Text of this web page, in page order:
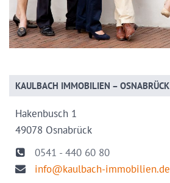
KAULBACH IMMOBILIEN – OSNABRÜCK
Hakenbusch 1
49078 Osnabrück
0541 - 440 60 80
info@kaulbach-immobilien.de